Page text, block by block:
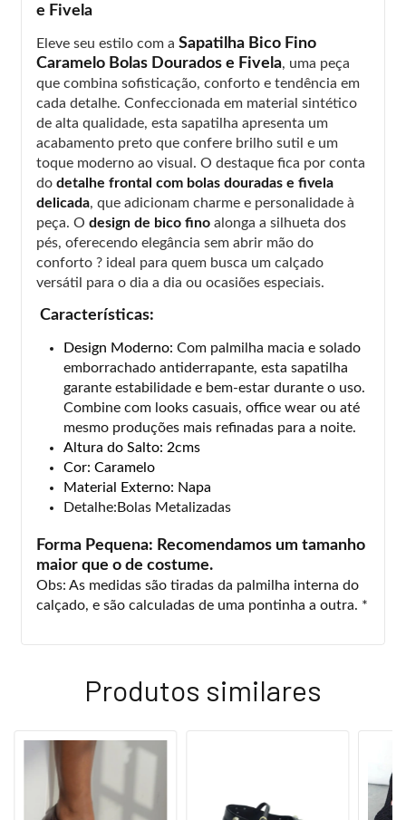
e Fivela
Eleve seu estilo com a Sapatilha Bico Fino
Caramelo Bolas Dourados e Fivela, uma peça
que combina sofisticação, conforto e tendência em
cada detalhe. Confeccionada em material sintético
de alta qualidade, esta sapatilha apresenta um
acabamento preto que confere brilho sutil e um
toque moderno ao visual. O destaque fica por conta
do detalhe frontal com bolas douradas e fivela
delicada, que adicionam charme e personalidade à
peça. O design de bico fino alonga a silhueta dos
pés, oferecendo elegância sem abrir mão do
conforto ? ideal para quem busca um calçado
versátil para o dia a dia ou ocasiões especiais.
Características:
Design Moderno: Com palmilha macia e solado
emborrachado antiderrapante, esta sapatilha
garante estabilidade e bem-estar durante o uso.
Combine com looks casuais, office wear ou até
mesmo produções mais refinadas para a noite.
Altura do Salto: 2cms
Cor: Caramelo
Material Externo: Napa
Detalhe:Bolas Metalizadas
Forma Pequena: Recomendamos um tamanho
maior que o de costume.
Obs: As medidas são tiradas da palmilha interna do
calçado, e são calculadas de uma pontinha a outra. *
Produtos similares